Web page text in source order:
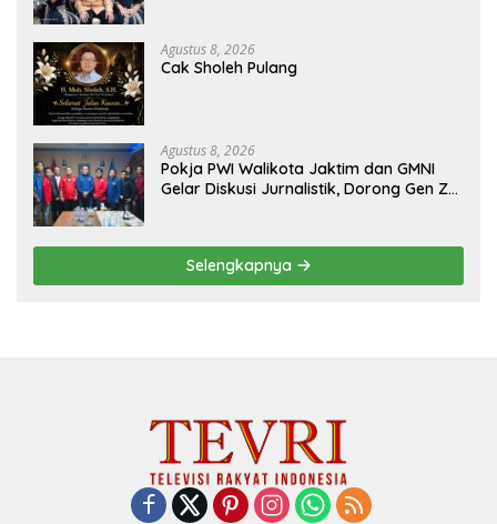
Agustus 8, 2026
Cak Sholeh Pulang
Agustus 8, 2026
Pokja PWI Walikota Jaktim dan GMNI
Gelar Diskusi Jurnalistik, Dorong Gen Z
Selengkapnya